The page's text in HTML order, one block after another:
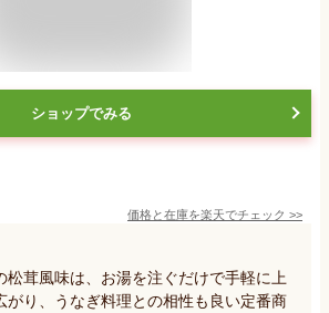
ショップでみる
価格と在庫を楽天でチェック >>
松茸風味は、お湯を注ぐだけで手軽に上
がり、うなぎ料理との相性も良い定番商